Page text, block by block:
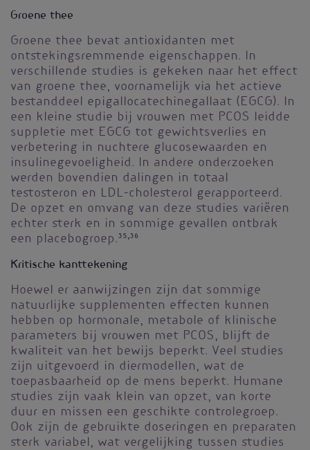
Groene thee
Groene thee bevat antioxidanten met
ontstekingsremmende eigenschappen. In
verschillende studies is gekeken naar het effect
van groene thee, voornamelijk via het actieve
bestanddeel epigallocatechinegallaat (EGCG). In
een kleine studie bij vrouwen met PCOS leidde
suppletie met EGCG tot gewichtsverlies en
verbetering in nuchtere glucosewaarden en
insulinegevoeligheid. In andere onderzoeken
werden bovendien dalingen in totaal
testosteron en LDL-cholesterol gerapporteerd.
De opzet en omvang van deze studies variëren
echter sterk en in sommige gevallen ontbrak
een placebogroep.35,36
Kritische kanttekening
Hoewel er aanwijzingen zijn dat sommige
natuurlijke supplementen effecten kunnen
hebben op hormonale, metabole of klinische
parameters bij vrouwen met PCOS, blijft de
kwaliteit van het bewijs beperkt. Veel studies
zijn uitgevoerd in diermodellen, wat de
toepasbaarheid op de mens beperkt. Humane
studies zijn vaak klein van opzet, van korte
duur en missen een geschikte controlegroep.
Ook zijn de gebruikte doseringen en preparaten
sterk variabel, wat vergelijking tussen studies